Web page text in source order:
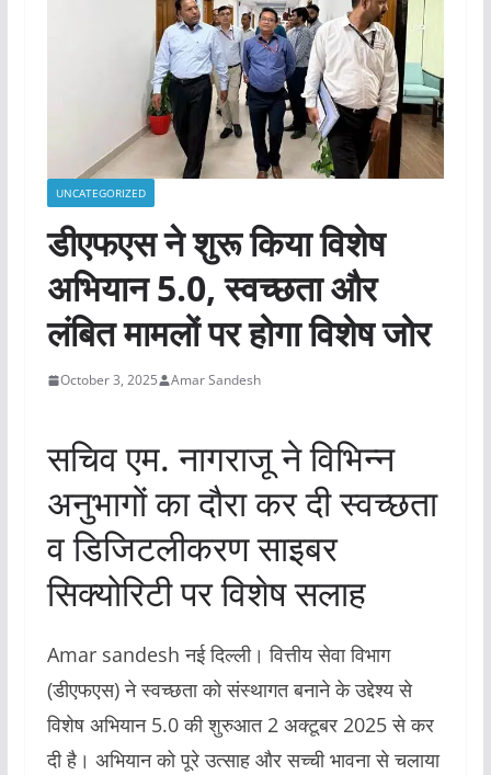
UNCATEGORIZED
डीएफएस ने शुरू किया विशेष
अभियान 5.0, स्वच्छता और
लंबित मामलों पर होगा विशेष जोर
October 3, 2025 Amar Sandesh
सचिव एम. नागराजू ने विभिन्न
अनुभागों का दौरा कर दी स्वच्छता
व डिजिटलीकरण साइबर
सिक्योरिटी पर विशेष सलाह
Amar sandesh नई दिल्ली। वित्तीय सेवा विभाग
(डीएफएस) ने स्वच्छता को संस्थागत बनाने के उद्देश्य से
विशेष अभियान 5.0 की शुरुआत 2 अक्टूबर 2025 से कर
दी है। अभियान को पूरे उत्साह और सच्ची भावना से चलाया